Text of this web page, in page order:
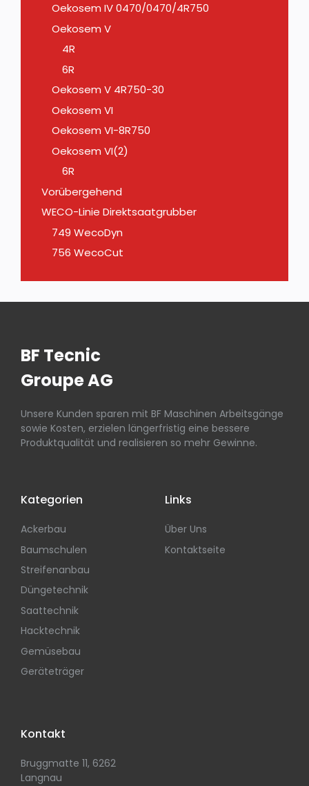
Oekosem IV 0470/0470/4R750
Oekosem V
4R
6R
Oekosem V 4R750-30
Oekosem VI
Oekosem VI-8R750
Oekosem VI(2)
6R
Vorübergehend
WECO-Linie Direktsaatgrubber
749 WecoDyn
756 WecoCut
BF Tecnic
Groupe AG
Unsere Kunden sparen mit BF Maschinen Arbeitsgänge
sowie Kosten, erzielen längerfristig eine bessere
Produktqualität und realisieren so mehr Gewinne.
Kategorien
Ackerbau
Baumschulen
Streifenanbau
Düngetechnik
Saattechnik
Hacktechnik
Gemüsebau
Geräteträger
Links
Über Uns
Kontaktseite
Kontakt
Bruggmatte 11, 6262
Langnau